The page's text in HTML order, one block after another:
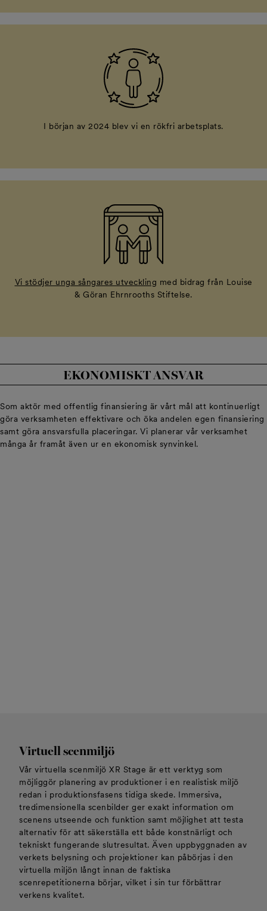
I början av 2024 blev vi en rökfri arbetsplats.
Vi stödjer unga sångares utveckling med bidrag från Louise
& Göran Ehrnrooths Stiftelse.
EKONOMISKT ANSVAR
Som aktör med offentlig finansiering är vårt mål att kontinuerligt
göra verksamheten effektivare och öka andelen egen finansiering
samt göra ansvarsfulla placeringar. Vi planerar vår verksamhet
många år framåt även ur en ekonomisk synvinkel.
Virtuell scenmiljö
Vår virtuella scenmiljö XR Stage är ett verktyg som
möjliggör planering av produktioner i en realistisk miljö
redan i produktionsfasens tidiga skede. Immersiva,
tredimensionella scenbilder ger exakt information om
scenens utseende och funktion samt möjlighet att testa
alternativ för att säkerställa ett både konstnärligt och
tekniskt fungerande slutresultat. Även uppbyggnaden av
verkets belysning och projektioner kan påbörjas i den
virtuella miljön långt innan de faktiska
scenrepetitionerna börjar, vilket i sin tur förbättrar
verkens kvalitet.